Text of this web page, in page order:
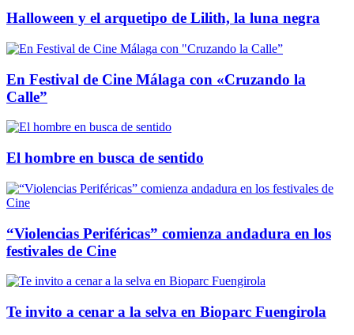
Halloween y el arquetipo de Lilith, la luna negra
En Festival de Cine Málaga con «Cruzando la
Calle”
El hombre en busca de sentido
“Violencias Periféricas” comienza andadura en los
festivales de Cine
Te invito a cenar a la selva en Bioparc Fuengirola